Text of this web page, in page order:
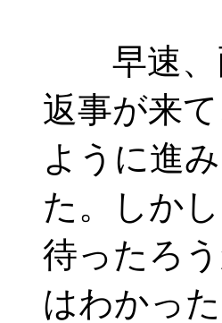
早速、
返事が来
ように進
た。しか
待ったろ
はわかっ